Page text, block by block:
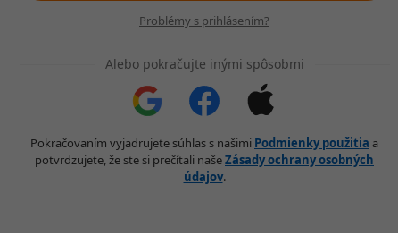
Problémy s prihlásením?
Alebo pokračujte inými spôsobmi
Pokračovaním vyjadrujete súhlas s našimi Podmienky použitia a
potvrdzujete, že ste si prečítali našeZásady ochrany osobných
údajov.